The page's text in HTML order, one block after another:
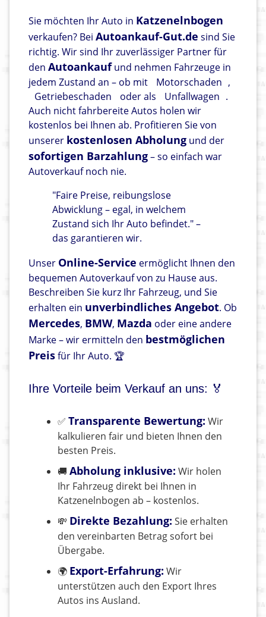
Sie möchten Ihr Auto in Katzenelnbogen
verkaufen? Bei Autoankauf-Gut.de sind Sie
richtig. Wir sind Ihr zuverlässiger Partner für
den Autoankaufund nehmen Fahrzeuge in
jedem Zustand an – ob mit
Motorschaden ,
Getriebeschaden
oder als Unfallwagen .
Auch nicht fahrbereite Autos holen wir
kostenlos bei Ihnen ab. Profitieren Sie von
unserer kostenlosen Abholung und der
sofortigen Barzahlung– so einfach war
Autoverkauf noch nie.
"Faire Preise, reibungslose
Abwicklung – egal, in welchem
Zustand sich Ihr Auto befindet." –
das garantieren wir.
Unser Online-Service ermöglicht Ihnen den
bequemen Autoverkauf von zu Hause aus.
Beschreiben Sie kurz Ihr Fahrzeug, und Sie
erhalten ein unverbindliches Angebot. Ob
Mercedes, BMW, Mazda oder eine andere
Marke – wir ermitteln den bestmöglichen
Preisfür Ihr Auto. 🏆
Ihre Vorteile beim Verkauf an uns: 🏅
✅ Transparente Bewertung: Wir
kalkulieren fair und bieten Ihnen den
besten Preis.
🚚 Abholung inklusive: Wir holen
Ihr Fahrzeug direkt bei Ihnen in
Katzenelnbogen ab – kostenlos.
💸 Direkte Bezahlung: Sie erhalten
den vereinbarten Betrag sofort bei
Übergabe.
🌍 Export-Erfahrung: Wir
unterstützen auch den Export Ihres
Autos ins Ausland.